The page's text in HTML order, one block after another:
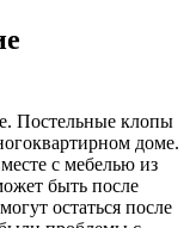
Постельные клопы
доме.
с мебелью из
быть после
остаться после